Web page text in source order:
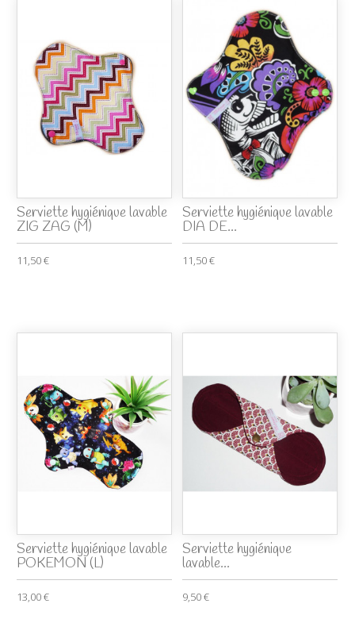
Serviette hygiénique lavable
ZIG ZAG (M)
11,50 €
Serviette hygiénique lavable
DIA DE...
11,50 €
Serviette hygiénique lavable
POKEMON (L)
13,00 €
Serviette hygiénique
lavable...
9,50 €